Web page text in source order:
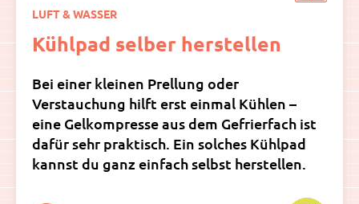
LUFT & WASSER
Kühlpad selber herstellen
Bei einer kleinen Prellung oder
Verstauchung hilft erst einmal Kühlen –
eine Gelkompresse aus dem Gefrierfach ist
dafür sehr praktisch. Ein solches Kühlpad
kannst du ganz einfach selbst herstellen.